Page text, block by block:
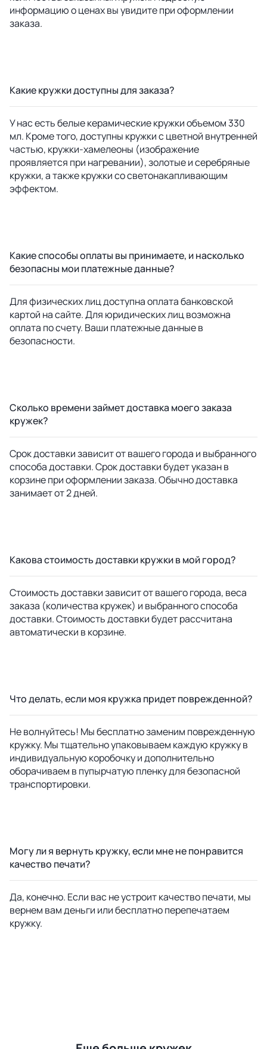
информацию о ценах вы увидите при оформлении
заказа.
Какие кружки доступны для заказа?
У нас есть белые керамические кружки объемом 330
мл. Кроме того, доступны кружки с цветной внутренней
частью, кружки-хамелеоны (изображение
проявляется при нагревании), золотые и серебряные
кружки, а также кружки со светонакапливающим
эффектом.
Какие способы оплаты вы принимаете, и насколько
безопасны мои платежные данные?
Для физических лиц доступна оплата банковской
картой на сайте. Для юридических лиц возможна
оплата по счету. Ваши платежные данные в
безопасности.
Сколько времени займет доставка моего заказа
кружек?
Срок доставки зависит от вашего города и выбранного
способа доставки. Срок доставки будет указан в
корзине при оформлении заказа. Обычно доставка
занимает от 2 дней.
Какова стоимость доставки кружки в мой город?
Стоимость доставки зависит от вашего города, веса
заказа (количества кружек) и выбранного способа
доставки. Стоимость доставки будет рассчитана
автоматически в корзине.
Что делать, если моя кружка придет поврежденной?
Не волнуйтесь! Мы бесплатно заменим поврежденную
кружку. Мы тщательно упаковываем каждую кружку в
индивидуальную коробочку и дополнительно
оборачиваем в пупырчатую пленку для безопасной
транспортировки.
Могу ли я вернуть кружку, если мне не понравится
качество печати?
Да, конечно. Если вас не устроит качество печати, мы
вернем вам деньги или бесплатно перепечатаем
кружку.